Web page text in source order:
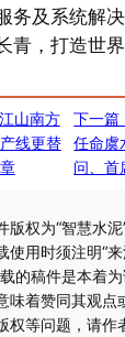
务及系统解
青，打造世
江山南方
线更替
下一篇
任命虞
问、首
版权为“智慧水
使用时须注明“
的稿件是本着
味着赞同其观点
权等问题，请作